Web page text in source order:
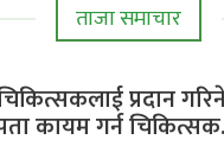
ताजा समाचार
प्रदान
कायम गर्न